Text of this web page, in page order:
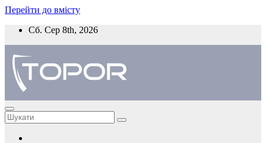
Перейти до вмісту
Сб. Сер 8th, 2026